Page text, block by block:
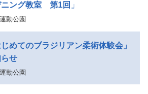
動公園
ング教室 第1回」
動公園
めてのブラジリアン柔術体験会」
せ